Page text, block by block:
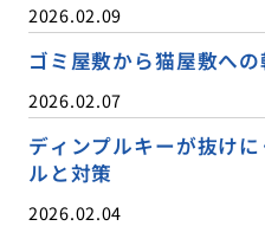
2026.02.09
ゴミ屋敷から猫屋敷へ
2026.02.07
ディンプルキーが抜け
ルと対策
2026.02.04